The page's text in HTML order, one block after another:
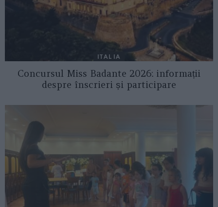
ITALIA
Concursul Miss Badante 2026: informații
despre înscrieri și participare